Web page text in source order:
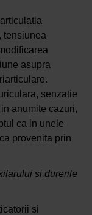
tensiunea
asupra
senzatie
anumite cazuri,
ca in unele
provenita prin
si durerile
si